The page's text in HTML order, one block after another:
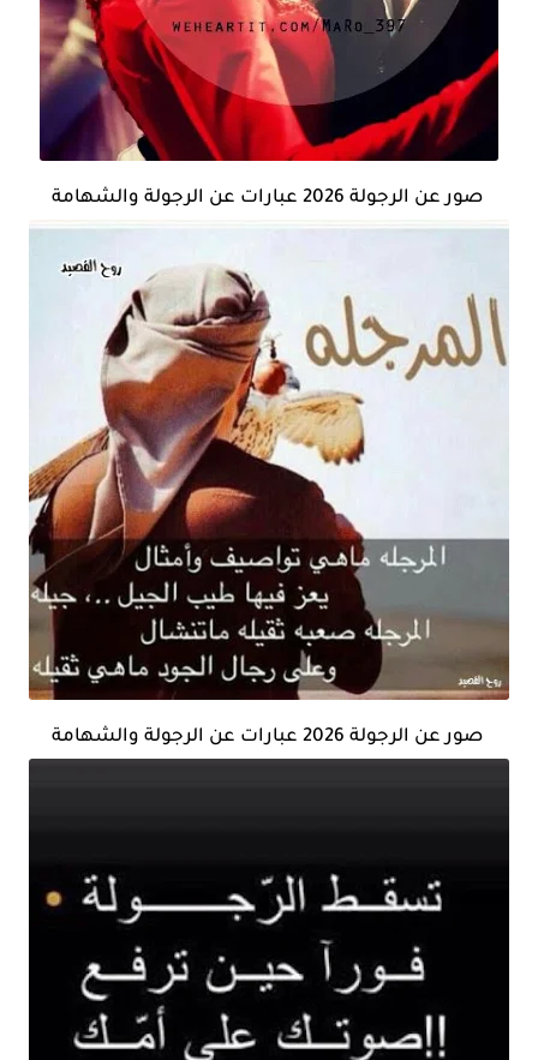
صور عن الرجولة 2026 عبارات عن الرجولة والشهامة
صور عن الرجولة 2026 عبارات عن الرجولة والشهامة